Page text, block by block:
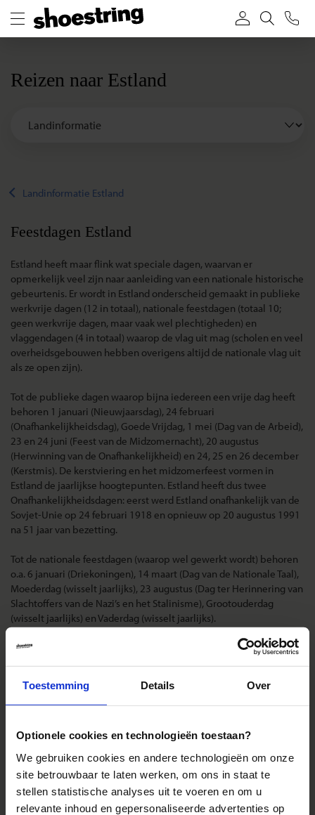
Toestemming Details Over
Optionele cookies en technologieën toestaan?
We gebruiken cookies en andere technologieën om onze
site betrouwbaar te laten werken, om ons in staat te
stellen statistische analyses uit te voeren en om u
relevante inhoud en gepersonaliseerde advertenties op
Reizen naar Estland
Landinformatie Estland
Feestdagen Estland
Estland heeft maar flink wat speciale dagen, waarvan er
opmerkelijk veel zijn naar aanleiding van een nationale historische
gebeurtenis. Er wordt in Estland onderscheid gemaakt in publieke
werkvrije dagen (12 in totaal), nationale feestdagen (totaal 10;
geen werkvrije dagen, maar vaak wel plechtigheden) en
vlaggendagen (4 in totaal) waarop de vlag uit mag (scholen en veel
overheidsgebouwen hebben overigens altijd de nationale vlag uit
als ze open zijn).
Tot de publieke dagen waarop bijna iedereen een vrije dag heeft
behoren 1 januari (Nieuwjaarsdag), 24 februari
(Onafhankelijkheidsdag), Goede Vrijdag, 1 mei (Dag van de Arbeid),
23 en 24 juni (Feest van de Midzomernacht), 20 augustus
(Herwinning van de Onafhankelijkheid) en 24, 25 en 26 december
(Kerstmis). De kerstviering en het midzomerfeest vormen in
Estland de jaarlijkse hoogtepunten. Estland heeft dus twee
Onafhankelijkheidsdagen: eerst werd Estland onafhankelijk van de
Sovjet-Unie op 24 februari 1918 en opnieuw op 20 augustus 1991
na 51 jaar van bezetting.
Tot de nationale feestdagen (waarop wel gewerkt wordt) behoren
o.a. 6 januari (Driekoningen), 14 maart (Dag van de Nationale Taal),
Moederdag (wisselt jaarlijks), 23 augustus (Dag ter Herinnering van
Slachtoffers van de Nazi’s en het Stalinisme), Grootouderdag
(wisselt jaarlijks) en Vaderdag (wisselt jaarlijks).
Reizen met Shoestring
De belangrijkste info op een rij
Bestemmingen
Duurzaam reizen